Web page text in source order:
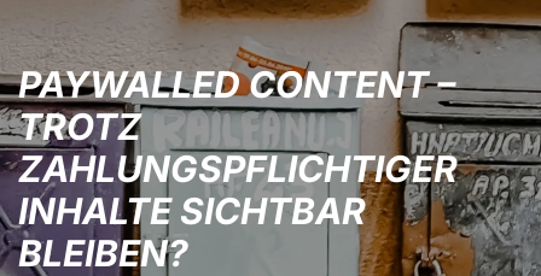
PAYWALLED CONTENT –
TROTZ
ZAHLUNGSPFLICHTIGER
INHALTE SICHTBAR
BLEIBEN?